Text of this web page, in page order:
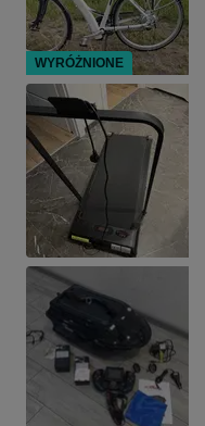
WYRÓŻNIONE